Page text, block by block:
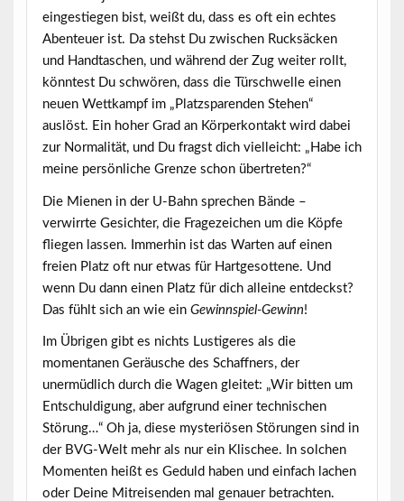
eingestiegen bist, weißt du, dass es oft ein echtes
Abenteuer ist. Da stehst Du zwischen Rucksäcken
und Handtaschen, und während der Zug weiter rollt,
könntest Du schwören, dass die Türschwelle einen
neuen Wettkampf im „Platzsparenden Stehen“
auslöst. Ein hoher Grad an Körperkontaktwird dabei
zur Normalität, und Du fragst dich vielleicht: „Habe ich
meine persönliche Grenze schon übertreten?“
Die Mienen in der U-Bahn sprechen Bände –
verwirrte Gesichter, die Fragezeichen um die Köpfe
fliegen lassen. Immerhin ist das Warten auf einen
freien Platz oft nur etwas für Hartgesottene. Und
wenn Du dann einen Platz für dich alleine entdeckst?
Das fühlt sich an wie ein Gewinnspiel-Gewinn!
Im Übrigen gibt es nichts Lustigeres als die
momentanen Geräusche des Schaffners, der
unermüdlich durch die Wagen gleitet: „Wir bitten um
Entschuldigung, aber aufgrund einer technischen
Störung…“ Oh ja, diese mysteriösen Störungen sind in
der BVG-Welt mehr als nur ein Klischee. In solchen
Momenten heißt es Geduld haben und einfach lachen
oder Deine Mitreisenden mal genauer betrachten.